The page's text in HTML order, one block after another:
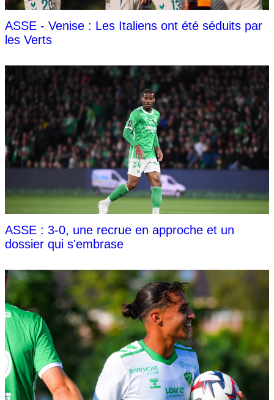
ASSE - Venise : Les Italiens ont été séduits par
les Verts
ASSE : 3-0, une recrue en approche et un
dossier qui s'embrase